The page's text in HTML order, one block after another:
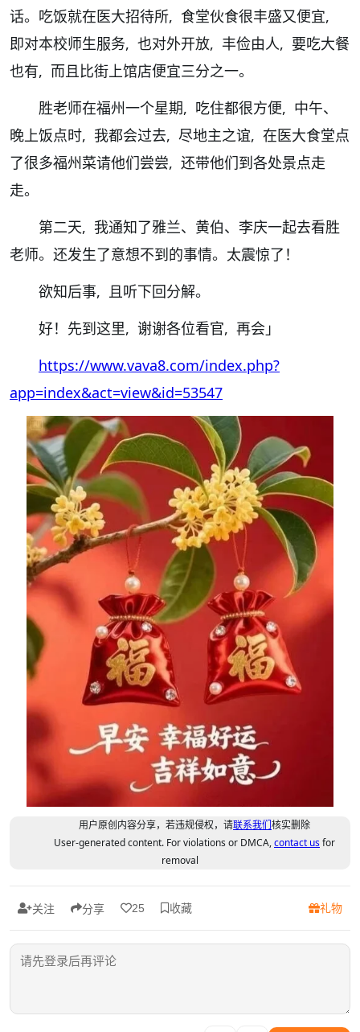
话。吃饭就在医大招待所, 食堂伙食很丰盛又便宜,
即对本校师生服务, 也对外开放, 丰俭由人, 要吃大餐
也有, 而且比街上馆店便宜三分之一。
胜老师在福州一个星期, 吃住都很方便, 中午、
晚上饭点时, 我都会过去, 尽地主之谊, 在医大食堂点
了很多福州菜请他们尝尝, 还带他们到各处景点走
走。
第二天, 我通知了雅兰、黄伯、李庆一起去看胜
老师。还发生了意想不到的事情。太震惊了！
欲知后事, 且听下回分解。
好！先到这里, 谢谢各位看官, 再会」
https://www.vava8.com/index.php?
app=index&act=view&id=53547
用户原创内容分享，若违规侵权，请联系我们核实删除
User-generated content. For violations or DMCA,contact usfor
removal
关注 分享 25 收藏 礼物